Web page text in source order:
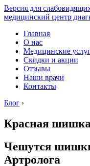
Версия для
медицинский центр
Главная
О нас
Медицинские
Скидки и акции
Отзывы
Наши врачи
Контакты
Блог ›
Красная шишка
Чешутся
Артролога